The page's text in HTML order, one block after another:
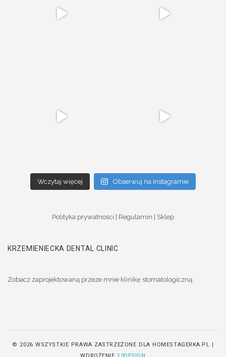
Wczytaj więcej Obserwuj na Instagramie
Polityka prywatności Regulamin Sklep
KRZEMIENIECKA DENTAL CLINIC
Zobacz zaprojektowaną przeze mnie klinikę stomatologiczną:
© 2026 WSZYSTKIE PRAWA ZASTRZEŻONE DLA HOMESTAGERKA.PL |